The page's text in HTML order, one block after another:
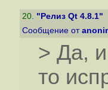
20. "Релиз Qt 4.8.1"
Сообщение от
> Да,
то